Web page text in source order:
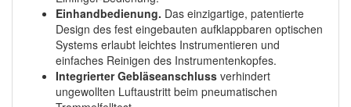
Einhandbedienung. Das einzigartige, patentierte
Design des fest eingebauten aufklappbaren optischen
Systems erlaubt leichtes Instrumentieren und
einfaches Reinigen des Instrumentenkopfes.
Integrierter Gebläseanschluss verhindert
ungewollten Luftaustritt beim pneumatischen